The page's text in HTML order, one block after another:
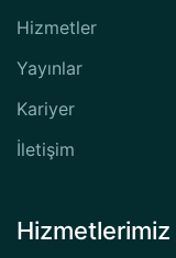
Hizmetler
Yayınlar
Kariyer
İletişim
Hizmetlerimiz